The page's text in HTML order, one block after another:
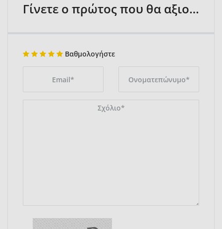
Γίνετε ο πρώτος που θα αξιολογήσει
Βαθμολογήστε